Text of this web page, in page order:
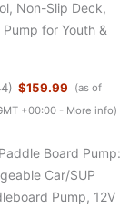
Non-Slip Deck,
for Youth &
) $159.99
(as of
+00:00 - More info)
Board Pump:
Car/SUP
Pump, 12V